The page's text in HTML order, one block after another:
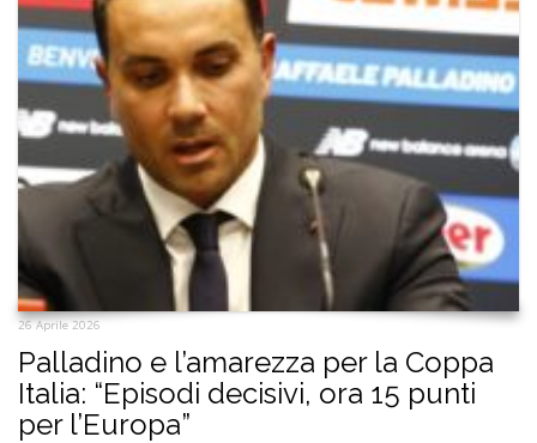
26 Aprile 2026
Palladino e l’amarezza per la Coppa
Italia: “Episodi decisivi, ora 15 punti
per l’Europa”